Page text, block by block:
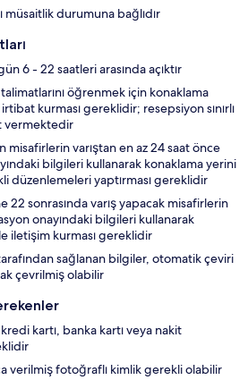
müsaitlik durumuna bağlıdır
6 - 22 saatleri arasında açıktır
öğrenmek için konaklama
kurması gereklidir; resepsiyon sınırlı
vermektedir
misafirlerin varıştan en az 24 saat önce
bilgileri kullanarak konaklama yerini
düzenlemeleri yaptırması gereklidir
22 sonrasında varış yapacak misafirlerin
onayındaki bilgileri kullanarak
iletişim kurması gereklidir
sağlanan bilgiler, otomatik çeviri
çevrilmiş olabilir
kartı, banka kartı veya nakit
verilmiş fotoğraflı kimlik gerekli olabilir